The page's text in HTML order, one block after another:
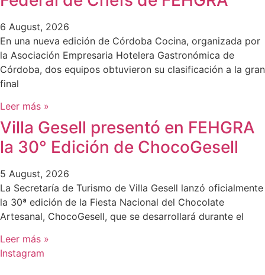
6 August, 2026
En una nueva edición de Córdoba Cocina, organizada por
la Asociación Empresaria Hotelera Gastronómica de
Córdoba, dos equipos obtuvieron su clasificación a la gran
final
Leer más »
Villa Gesell presentó en FEHGRA
la 30° Edición de ChocoGesell
5 August, 2026
La Secretaría de Turismo de Villa Gesell lanzó oficialmente
la 30ª edición de la Fiesta Nacional del Chocolate
Artesanal, ChocoGesell, que se desarrollará durante el
Leer más »
Instagram